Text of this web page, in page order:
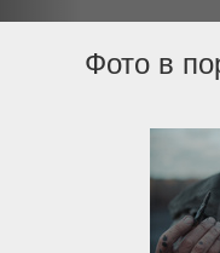
Фото в